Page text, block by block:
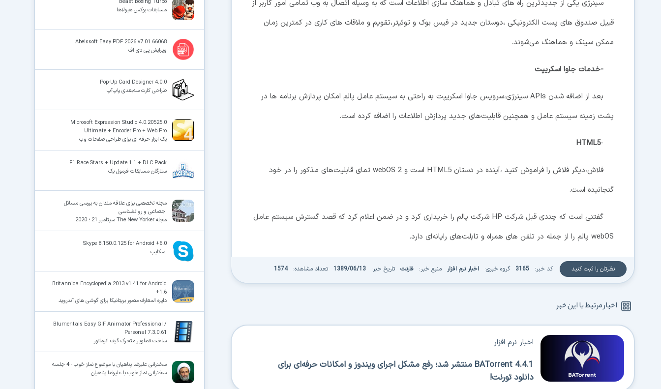
سینرژی یکی از جدیدترین راه های تبادل و هماهنگ سازی اطلاعات است که به وسیله اتصال به وب تمامی امور کاربر از
قبیل صندوق های پست الکترونیکی ،دوستان جدید در فیس بوک و توئیتر،تقویم و ملاقات های کاری در کمترین زمان
ممکن سینک و هماهنگ می‌شوند.
-خدمات جاوا اسکریپت
بعد از اضافه شدن APIs سینرژی،سرویس جاوا اسکریپت به راحتی به سیستم عامل پالم امکان پردازش برنامه ها در
پشت زمینه سیستم عامل و همچنین قابلیت‌های جدید پردازش اطلاعات را اضافه کرده است.
-
HTML5
فلاش،دیگر فلاش را فراموش کنید ،آینده در دستان HTML5 است و webOS 2 تمای قابلیت‌های مذکور را در خود
گنجانیده است.
گفتنی است که چندی قبل شرکت HP شرکت پالم را خریداری کرد و در ضمن اعلام کرد که قصد گسترش سیستم عامل
webOS پالم را از جمله در تلفن های همراه و تابلت‌های رایانه‌ای دارد.
نظرتان را ثبت کنید کد خبر: 3165 گروه خبری: اخبار نرم افزار منبع خبر: فارنت تاریخ خبر: 1389/06/13 تعداد مشاهده: 1574
اخبار مرتبط با این خبر
BATorrent 4.4.1 منتشر شد؛ رفع مشکل اجرای ویندوز و امکانات حرفه‌ای برای
دانلود تورنت!
اخبار نرم افزار
Beast Boxing Turbo
مسابقات بوکس هیولاها
Abelssoft Easy PDF 2026 v7.01.66068
ویرایش پی دی اف
Pop-Up Card Designer 4.0.0
طراحی کارت سه‌بعدی پاپ‌آپ
Microsoft Expression Studio 4.0.20525.0
Ultimate + Encoder Pro + Web Pro
یک ابزار حرفه ای برای طراحی صفحات وب
F1 Race Stars + Update 1.1 + DLC Pack
ستارگان مسابقات فرمول یک
مجله تخصصی برای علاقه مندان به بررسی مسائل
اجتماعی و روانشناسی
مجله The New Yorker سپتامبر 21 ؛ 2020
Skype 8.150.0.125 for Android +6.0
اسکایپ
Britannica Encyclopedia 2013 v1.41 for Android
+1.6
دایره المعارف مصور بریتانیکا برای گوشی های آندروید
Blumentals Easy GIF Animator Professional /
Personal 7.3.0.61
ساخت تصاویر متحرک گیف انیماتور
سخنرانی علیرضا پناهیان با موضوع نماز خوب - 4 جلسه
سخنرانی نماز خوب با علیرضا پناهیان